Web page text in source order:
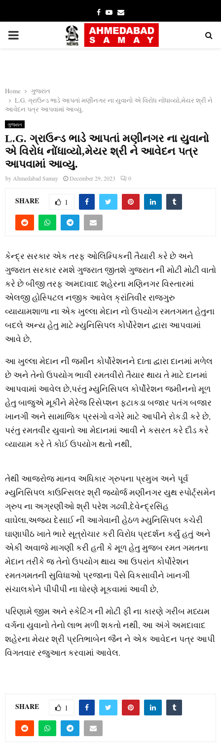
Facebook
YoutubeEmail
PRIMARY
Home
ગુજરાત
L.G. ગ્રાઉન્ડ ભાડે આપતાં મણીનગર ના યુવાનો એ વિરોધ નોંધાવ્યો,મેયર શ્રી ને
આવેદન પત્ર આપવામાં આવ્યુ.
ગુજરાત
L.G. ગ્રાઉન્ડ ભાડે આપતાં મણીનગર ના યુવાનો
એ વિરોધ નોંધાવ્યો,મેયર શ્રી ને આવેદન પત્ર
આપવામાં આવ્યુ.
by Ahmedabad Samay December 29, 2023 0
SHARE 1
કેન્દ્ર સરકાર એક તરફ ઓલિમ્પિકની તૈયારી કરે છે અને
ગુજરાત સરકાર રમશે ગુજરાત જીતશે ગુજરાત ની મોટી મોટી વાતો
કરે છે બીજી તરફ અમદાવાદ શહેરના મણિનગર વિસ્તારમાં
એલજી હોસ્પિટલ નજીક આવેલ ક્રાંતિવીર રાજગુરુ
વ્યાયામશાળા ના એક ખુલ્લા મેદાન નો ઉપયોગ રમતગમત હેતુના
બદલે અન્ય હેતુ માટે મ્યુનિસિપલ કોર્પોરેશન દ્વારા આપવામાં
આવે છે,
આ ખુલ્લા મેદાન ની જમીન કોર્પોરેશનને દાતા દ્વારા દાનમાં મળેલ
છે અને તેનો ઉપયોગ ભાવી રમતવીરો તૈયાર થાય તે માટે દાનમાં
આપવામાં આવેલ છે,પરંતુ મ્યુનિસિપલ કોર્પોરેશન જમીનનો મૂળ
હેતુ બાજુએ મૂકીને મેરેજ રિસેપ્શન ફટાકડા બજાર પતંગ બજાર
ખાનગી અને સામાજિક પ્રસંગો વગેરે માટે આપીને રોકડી કરે છે,
પરંતુ રમતવીર યુવાનો આ મેદાનમાં આવી ને કસરત કરે દૌડ કરે
વ્યાયામ કરે તે કોઈ ઉપયોગ થતો નથી,
તેથી આજરોજ માનવ અધિકાર ગ્રુપના પ્રમુખ અને પૂર્વ
મ્યુનિસિપલ કાઉન્સિલર શ્રી જ્યોર્જ મણીનગર યુથ સ્પોર્ટ્સમેન
ગ્રુપ ના અગ્રણીઓ શ્રી પરેશ ગઢવી,દેવેન્દ્રસિંહ
વાઘેલા,અજય દેસાઈ ની આગેવાની હેઠળ મ્યુનિસિપલ કચેરી
ઘાણાપીઠ ખાતે ભારે સૂત્રોચાર કરી વિરોધ પ્રદર્શન કર્યું હતું અને
એકી અવાજે માગણી કરી હતી કે મૂળ હેતુ મુજબ રમત ગમતના
મેદાન તરીકે જ તેનો ઉપયોગ થાય આ ઉપરાંત કોર્પોરેશન
રમતગમતની સુવિધાઓ પ્રજાના પૈસે વિકસાવીને ખાનગી
સંચાલકોને પીપીપી ના ધોરણે મૂકવામાં આવી છે,
પરિણામે જીમ અને સ્કેટિંગ ની મોટી ફી ના કારણે ગરીબ મધ્યમ
વર્ગના યુવાનો તેનો લાભ મળી શકતો નથી, આ અંગે અમદાવાદ
શહેરના મેયર શ્રી પ્રતિભાબેન જૈન ને એક આવેદન પત્ર આપી
વિગતવાર રજુઆત કરવામાં આવેલ.
SHARE 1